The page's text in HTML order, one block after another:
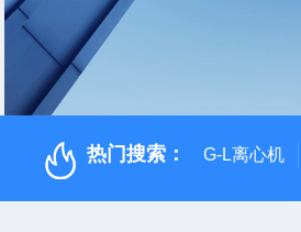
热门搜索： G-L离心机